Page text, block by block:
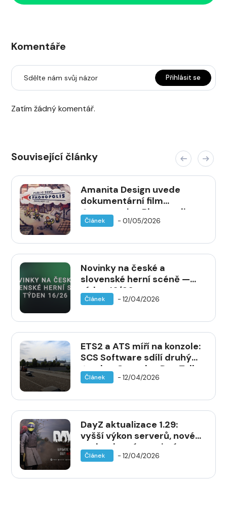
Komentáře
Sdělte nám svůj názor Přihlásit se
Zatím žádný komentář.
Související články
Amanita Design uvede
dokumentární film
Constructing Phonopolis —
premiéra 12. května v Biu
Článek - 01/05/2026
Novinky na české a
slovenské herní scéně —
týden 16/26
Článek - 12/04/2026
ETS2 a ATS míří na konzole:
SCS Software sdílí druhý
Road to Consoles Dev Talk
Článek - 12/04/2026
DayZ aktualizace 1.29:
vyšší výkon serverů, nové
zvuky zbraní a nativní
verze pro Xbox Series X|S
Článek - 12/04/2026